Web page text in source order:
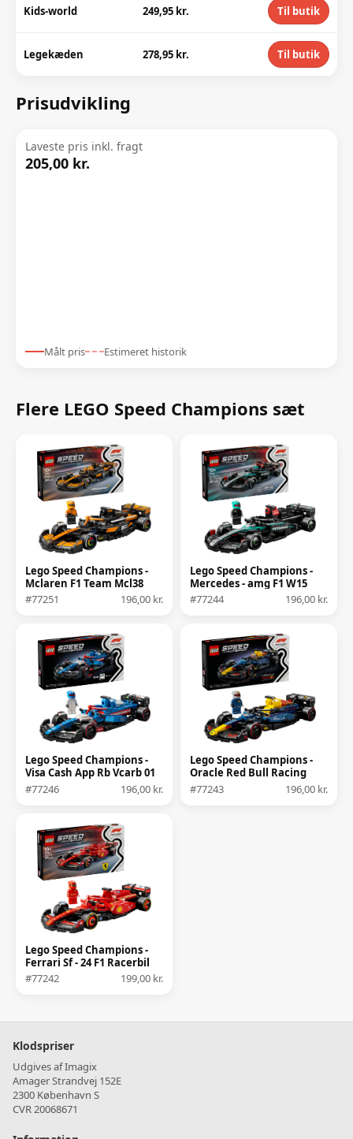
Kids-world 249,95 kr. Til butik
Legekæden 278,95 kr. Til butik
Prisudvikling
Laveste pris inkl. fragt
205,00 kr.
Målt pris Estimeret historik
Flere LEGO Speed Champions sæt
Lego Speed Champions -
Mclaren F1 Team Mcl38
Racerbil
#77251 196,00 kr.
Lego Speed Champions -
Mercedes - amg F1 W15
Racerbil
#77244 196,00 kr.
Lego Speed Champions -
Visa Cash App Rb Vcarb 01
F1 Racerbil
#77246 196,00 kr.
Lego Speed Champions -
Oracle Red Bull Racing
Rb20 F1 Racerbil
#77243 196,00 kr.
Lego Speed Champions -
Ferrari Sf - 24 F1 Racerbil
#77242
199,00 kr.
Klodspriser
Udgives af Imagix
Amager Strandvej 152E
2300 København S
CVR 20068671